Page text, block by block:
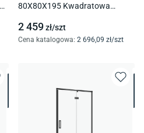
80X80X195 Kwadratowa
Biały Mat S601-148
2 459zł/szt
Cena katalogowa: 2 696,09 zł/szt